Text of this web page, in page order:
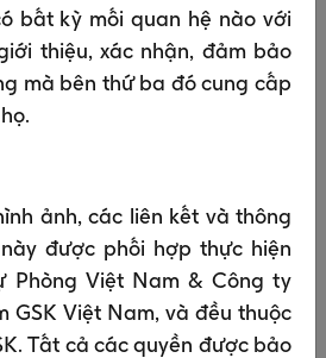
chúng tôi có thể cá nhân hóa
thấy bằng cách điều chỉnh
thông báo theo những điều
về bản thân, chẳng hạn như
bạn;
tôi gửi cho bạn một số
tử nhất định; và
huống nào khác khi xử lý dữ
phụ thuộc vào sự chấp thuận
bất kỳ mối quan hệ nào với
thiệu, xác nhận, đảm bảo
mà bên thứ ba đó cung cấp
ảnh, các liên kết và thông
được phối hợp thực hiện
Phòng Việt Nam & Công ty
GSK Việt Nam, và đều thuộc
Tất cả các quyền được bảo